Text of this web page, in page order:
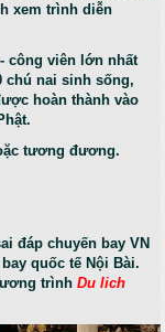
xem trình diễn
- công viên lớn nhất
chú nai sinh sống,
hoàn thành vào
tương đương.
đáp chuyến bay VN
quốc tế Nội Bài.
trìnhDu lich